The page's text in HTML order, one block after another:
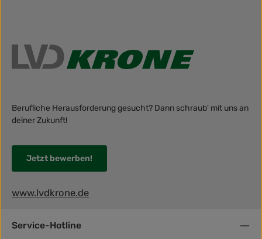
Berufliche Herausforderung gesucht? Dann schraub' mit uns an
deiner Zukunft!
Jetzt bewerben!
www.lvdkrone.de
Service-Hotline